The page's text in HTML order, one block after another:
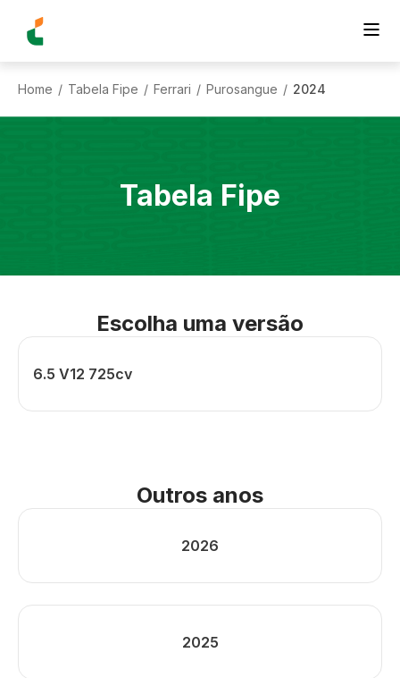
Home / Tabela Fipe / Ferrari / Purosangue / 2024
Tabela Fipe
Escolha uma versão
6.5 V12 725cv
Outros anos
2026
2025